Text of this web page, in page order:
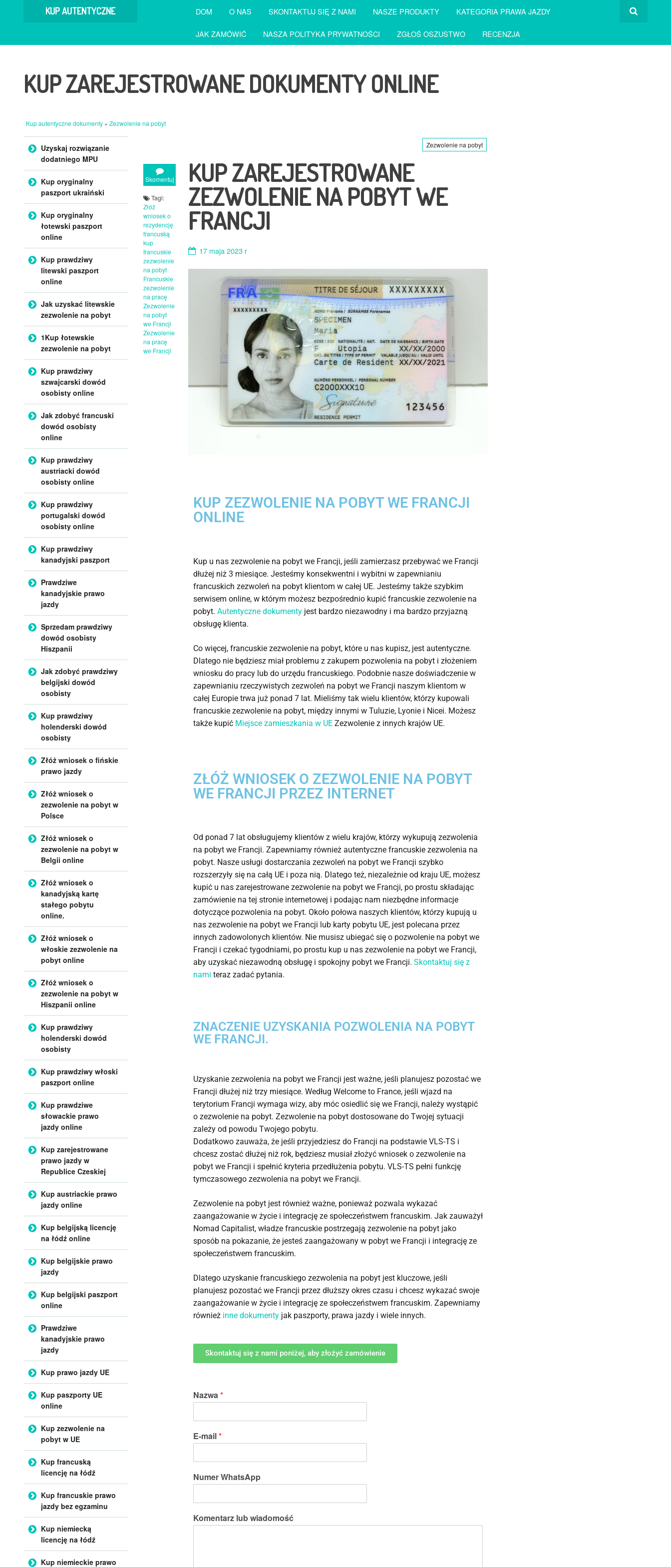
KUP AUTENTYCZNE DOM O NAS SKONTAKTUJ SIĘ Z NAMI NASZE PRODUKTY KATEGORIA PRAWA JAZDY
JAK ZAMÓWIĆ NASZA POLITYKA PRYWATNOŚCI ZGŁOŚ OSZUSTWO RECENZJA
KUP ZAREJESTROWANE DOKUMENTY ONLINE
Kup autentyczne dokumenty » Zezwolenie na pobyt
Skomentuj
Tagi:
Złóż
wniosek o
rezydencję
francuską
kup
francuskie
zezwolenie
na pobyt
Francuskie
zezwolenie
na pracę
Zezwolenie
na pobyt
we Francji
Zezwolenie
na pracę
we Francji
Zezwolenie na pobyt
KUP ZAREJESTROWANE
ZEZWOLENIE NA POBYT WE
FRANCJI
17 maja 2023 r
KUP ZEZWOLENIE NA POBYT WE FRANCJI
ONLINE
Kup u nas zezwolenie na pobyt we Francji, jeśli zamierzasz przebywać we Francji
dłużej niż 3 miesiące. Jesteśmy konsekwentni i wybitni w zapewnianiu
francuskich zezwoleń na pobyt klientom w całej UE. Jesteśmy także szybkim
serwisem online, w którym możesz bezpośrednio kupić francuskie zezwolenie na
pobyt. Autentyczne dokumenty jest bardzo niezawodny i ma bardzo przyjazną
obsługę klienta.
Co więcej, francuskie zezwolenie na pobyt, które u nas kupisz, jest autentyczne.
Dlatego nie będziesz miał problemu z zakupem pozwolenia na pobyt i złożeniem
wniosku do pracy lub do urzędu francuskiego. Podobnie nasze doświadczenie w
zapewnianiu rzeczywistych zezwoleń na pobyt we Francji naszym klientom w
całej Europie trwa już ponad 7 lat. Mieliśmy tak wielu klientów, którzy kupowali
francuskie zezwolenie na pobyt, między innymi w Tuluzie, Lyonie i Nicei. Możesz
także kupić Miejsce zamieszkania w UE Zezwolenie z innych krajów UE.
ZŁÓŻ WNIOSEK O ZEZWOLENIE NA POBYT
WE FRANCJI PRZEZ INTERNET
Od ponad 7 lat obsługujemy klientów z wielu krajów, którzy wykupują zezwolenia
na pobyt we Francji. Zapewniamy również autentyczne francuskie zezwolenia na
pobyt. Nasze usługi dostarczania zezwoleń na pobyt we Francji szybko
rozszerzyły się na całą UE i poza nią. Dlatego też, niezależnie od kraju UE, możesz
kupić u nas zarejestrowane zezwolenie na pobyt we Francji, po prostu składając
zamówienie na tej stronie internetowej i podając nam niezbędne informacje
dotyczące pozwolenia na pobyt. Około połowa naszych klientów, którzy kupują u
nas zezwolenie na pobyt we Francji lub karty pobytu UE, jest polecana przez
innych zadowolonych klientów. Nie musisz ubiegać się o pozwolenie na pobyt we
Francji i czekać tygodniami, po prostu kup u nas zezwolenie na pobyt we Francji,
aby uzyskać niezawodną obsługę i spokojny pobyt we Francji. Skontaktuj się z
nami teraz zadać pytania.
ZNACZENIE UZYSKANIA POZWOLENIA NA POBYT
WE FRANCJI.
Uzyskanie zezwolenia na pobyt we Francji jest ważne, jeśli planujesz pozostać we
Francji dłużej niż trzy miesiące. Według Welcome to France, jeśli wjazd na
terytorium Francji wymaga wizy, aby móc osiedlić się we Francji, należy wystąpić
o zezwolenie na pobyt. Zezwolenie na pobyt dostosowane do Twojej sytuacji
zależy od powodu Twojego pobytu.
Dodatkowo zauważa, że jeśli przyjedziesz do Francji na podstawie VLS-TS i
chcesz zostać dłużej niż rok, będziesz musiał złożyć wniosek o zezwolenie na
pobyt we Francji i spełnić kryteria przedłużenia pobytu. VLS-TS pełni funkcję
tymczasowego zezwolenia na pobyt we Francji.
Zezwolenie na pobyt jest również ważne, ponieważ pozwala wykazać
zaangażowanie w życie i integrację ze społeczeństwem francuskim. Jak zauważył
Nomad Capitalist, władze francuskie postrzegają zezwolenie na pobyt jako
sposób na pokazanie, że jesteś zaangażowany w pobyt we Francji i integrację ze
społeczeństwem francuskim.
Dlatego uzyskanie francuskiego zezwolenia na pobyt jest kluczowe, jeśli
planujesz pozostać we Francji przez dłuższy okres czasu i chcesz wykazać swoje
zaangażowanie w życie i integrację ze społeczeństwem francuskim. Zapewniamy
również inne dokumenty jak paszporty, prawa jazdy i wiele innych.
Skontaktuj się z nami poniżej, aby złożyć zamówienie
Nazwa*
E-mail*
Numer WhatsApp
Komentarz lub wiadomość
Przejdź do treści
Uzyskaj rozwiązanie
dodatniego MPU
Kup oryginalny
paszport ukraiński
Kup oryginalny
łotewski paszport
online
Kup prawdziwy
litewski paszport
online
Jak uzyskać litewskie
zezwolenie na pobyt
1Kup łotewskie
zezwolenie na pobyt
Kup prawdziwy
szwajcarski dowód
osobisty online
Jak zdobyć francuski
dowód osobisty
online
Kup prawdziwy
austriacki dowód
osobisty online
Kup prawdziwy
portugalski dowód
osobisty online
Kup prawdziwy
kanadyjski paszport
Prawdziwe
kanadyjskie prawo
jazdy
Sprzedam prawdziwy
dowód osobisty
Hiszpanii
Jak zdobyć prawdziwy
belgijski dowód
osobisty
Kup prawdziwy
holenderski dowód
osobisty
Złóż wniosek o fińskie
prawo jazdy
Złóż wniosek o
zezwolenie na pobyt w
Polsce
Złóż wniosek o
zezwolenie na pobyt w
Belgii online
Złóż wniosek o
kanadyjską kartę
stałego pobytu
online.
Złóż wniosek o
włoskie zezwolenie na
pobyt online
Złóż wniosek o
zezwolenie na pobyt w
Hiszpanii online
Kup prawdziwy
holenderski dowód
osobisty
Kup prawdziwy włoski
paszport online
Kup prawdziwe
słowackie prawo
jazdy online
Kup zarejestrowane
prawo jazdy w
Republice Czeskiej
Kup austriackie prawo
jazdy online
Kup belgijską licencję
na łódź online
Kup belgijskie prawo
jazdy
Kup belgijski paszport
online
Prawdziwe
kanadyjskie prawo
jazdy
Kup prawo jazdy UE
Kup paszporty UE
online
Kup zezwolenie na
pobyt w UE
Kup francuską
licencję na łódź
Kup francuskie prawo
jazdy bez egzaminu
Kup niemiecką
licencję na łódź
Kup niemieckie prawo